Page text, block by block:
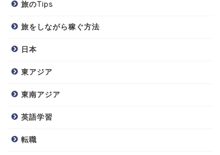
旅のTips
旅をしながら稼ぐ方法
日本
東アジア
東南アジア
英語学習
転職